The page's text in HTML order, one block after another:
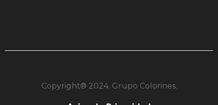
Copyright® 2024. Grupo Colorines.